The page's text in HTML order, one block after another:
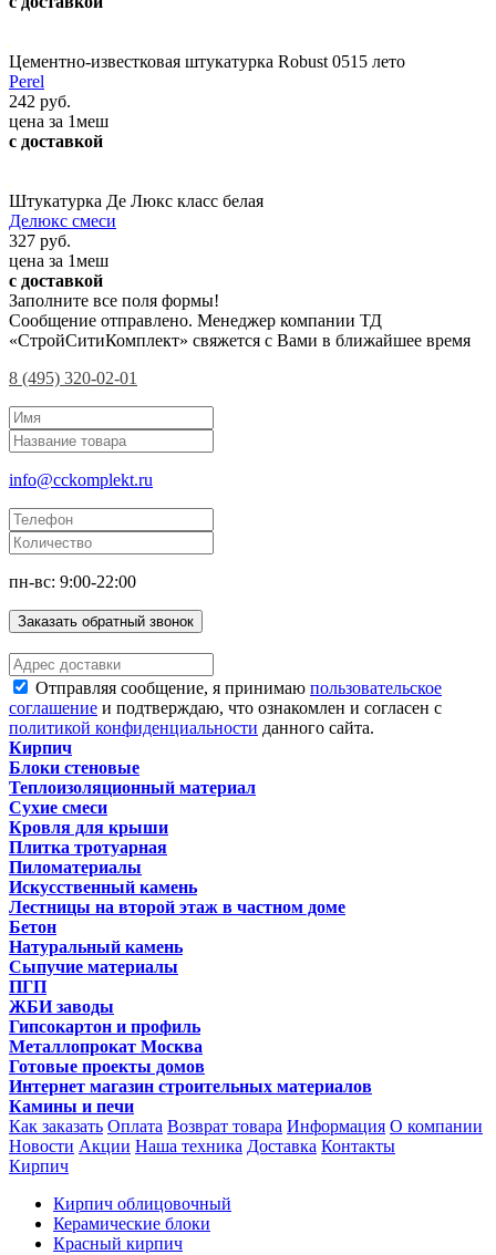
Цементно-известковая штукатурка Robust 0515 лето
Perel
242 руб.
цена за 1меш
с доставкой
Штукатурка Де Люкс класс белая
Делюкс смеси
327 руб.
цена за 1меш
с доставкой
Заполните все поля формы!
Сообщение отправлено. Менеджер компании ТД
«СтройСитиКомплект» свяжется с Вами в ближайшее время
8 (495) 320-02-01
info@cckomplekt.ru
пн-вс: 9:00-22:00
Заказать обратный звонок
Отправляя сообщение, я принимаю пользовательское
соглашение и подтверждаю, что ознакомлен и согласен с
политикой конфиденциальности данного сайта.
Кирпич
Блоки стеновые
Теплоизоляционный материал
Сухие смеси
Кровля для крыши
Плитка тротуарная
Пиломатериалы
Искусственный камень
Лестницы на второй этаж в частном доме
Бетон
Натуральный камень
Сыпучие материалы
ПГП
ЖБИ заводы
Гипсокартон и профиль
Металлопрокат Москва
Готовые проекты домов
Интернет магазин строительных материалов
Камины и печи
Как заказать Оплата Возврат товара Информация О компании
Новости Акции Наша техника Доставка Контакты
Кирпич
Кирпич облицовочный
Керамические блоки
Красный кирпич